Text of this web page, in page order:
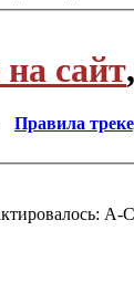
сайт
Правила
A-